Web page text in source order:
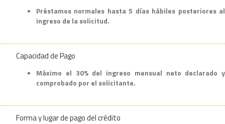
Préstamos normales hasta 5 días hábiles posteriores al
ingreso de la solicitud.
Capacidad de Pago
Máximo el 30% del ingreso mensual neto declarado y
comprobado por el solicitante.
Forma y lugar de pago del crédito